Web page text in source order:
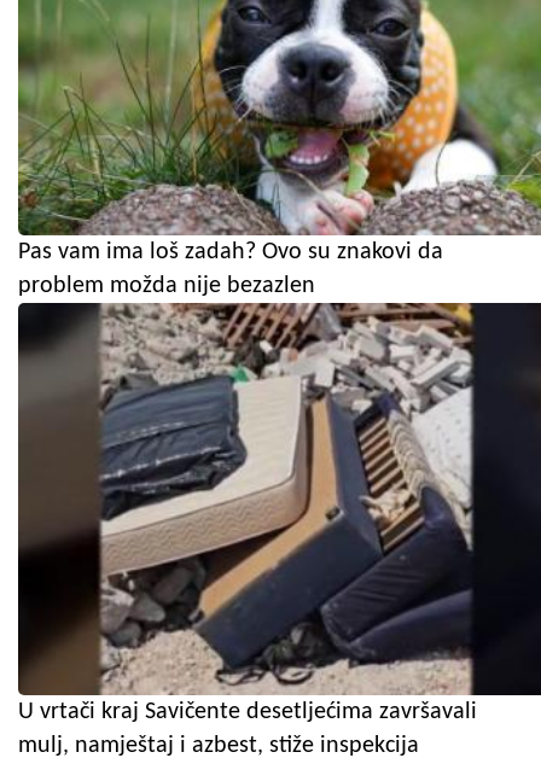
Pas vam ima loš zadah? Ovo su znakovi da
problem možda nije bezazlen
U vrtači kraj Savičente desetljećima završavali
mulj, namještaj i azbest, stiže inspekcija